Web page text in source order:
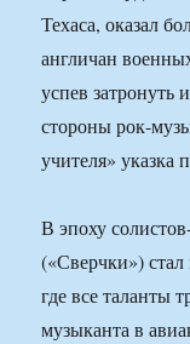
Техаса, оказал
англичан
успев затронуть
стороны рок-
учителя» указка
В эпоху
(«Сверчки»)
где все таланты
музыканта в